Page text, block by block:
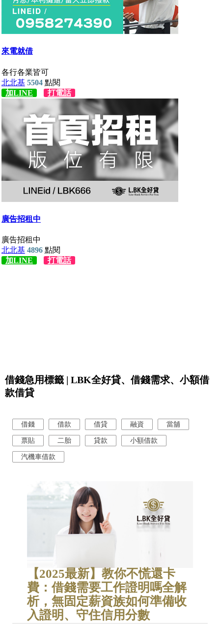
借錢急用標籤 | LBK全好貸、借錢需求、小額借
款借貸
借錢 借款 借貸 融資 當舖
票貼 二胎 貸款 小額借款
汽機車借款
【2025最新】教你不慌還卡
費：借錢需要工作證明嗎全解
析，無固定薪資族如何準備收
入證明、守住信用分數